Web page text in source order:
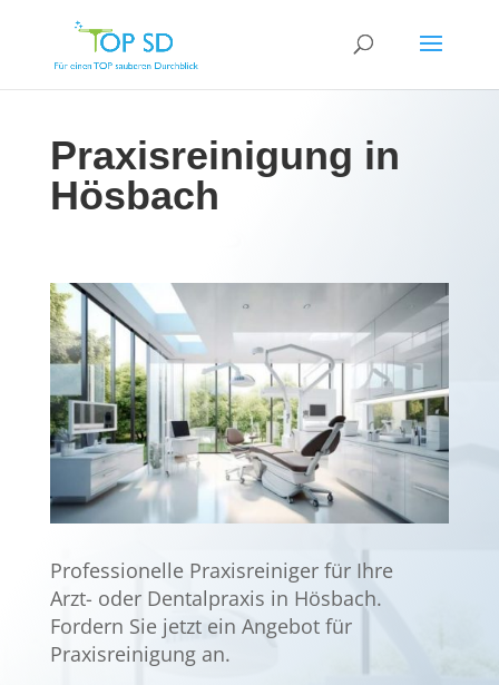
Praxisreinigung in
Hösbach
Professionelle Praxisreiniger für Ihre
Arzt- oder Dentalpraxis in Hösbach.
Fordern Sie jetzt ein Angebot für
Praxisreinigung an.